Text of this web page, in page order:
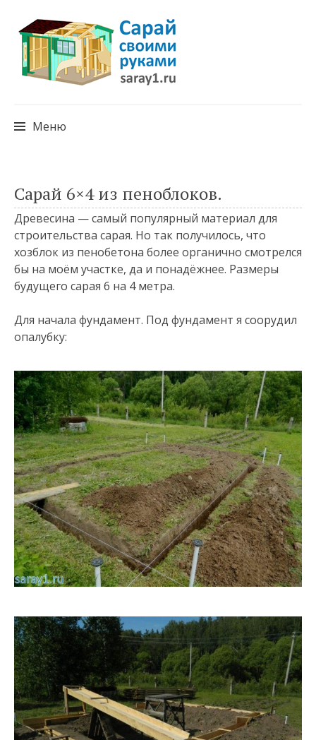
Меню
к
содержимому
Сарай 6×4 из пеноблоков.
Древесина — самый популярный материал для
строительства сарая. Но так получилось, что
хозблок из пенобетона более органично смотрелся
бы на моём участке, да и понадёжнее. Размеры
будущего сарая 6 на 4 метра.
Для начала фундамент. Под фундамент я соорудил
опалубку: